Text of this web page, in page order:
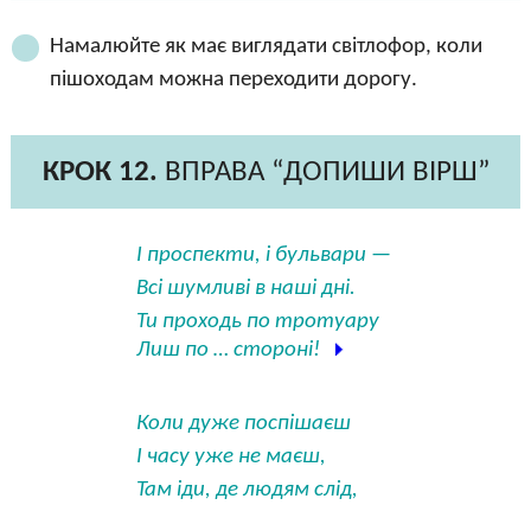
Намалюйте як має виглядати світлофор, коли
пішоходам можна переходити дорогу.
КРОК 12. ВПРАВА “ДОПИШИ ВІРШ”
І проспекти, і бульвари —
Всі шумливі в наші дні.
Ти проходь по тротуару
Лиш по … стороні!
Коли дуже поспішаєш
І часу уже не маєш,
Там іди, де людям слід,